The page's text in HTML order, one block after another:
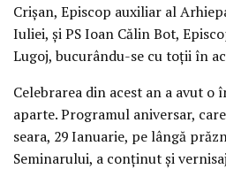
Crișan, Episcop auxiliar al
Iuliei, și PS Ioan Călin Bot,
Lugoj, bucurându-se cu toții în
Celebrarea din acest an a avut o
aparte. Programul aniversar,
seara, 29 Ianuarie, pe lângă
Seminarului, a conținut și